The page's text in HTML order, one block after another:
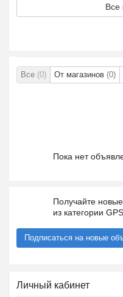
Все
Все (0) От магазинов (0)
Пока нет
Получайте
из категории
Подписаться на новые
Личный кабинет